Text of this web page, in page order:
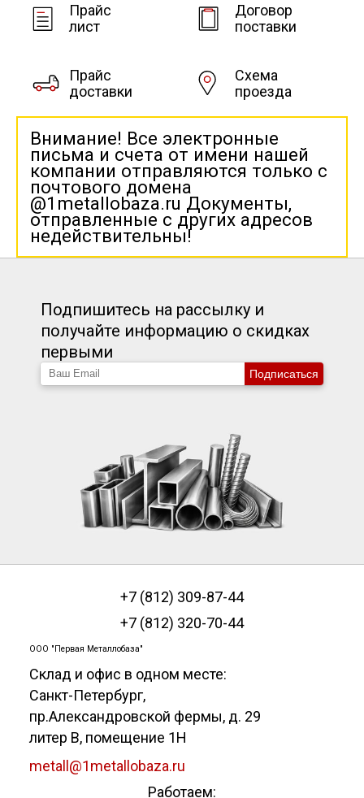
Прайс
лист
Договор
поставки
Прайс
доставки
Схема
проезда
Внимание! Все электронные
письма и счета от имени нашей
компании отправляются только с
почтового домена
@1metallobaza.ru Документы,
отправленные с других адресов
недействительны!
Подпишитесь на рассылку и
получайте информацию о скидках
первыми
Подписаться
+7 (812) 309-87-44
+7 (812) 320-70-44
ООО "Первая Металлобаза"
Склад и офис в одном месте:
Санкт-Петербург,
пр.Александровской фермы, д. 29
литер В, помещение 1Н
metall@1metallobaza.ru
Работаем: